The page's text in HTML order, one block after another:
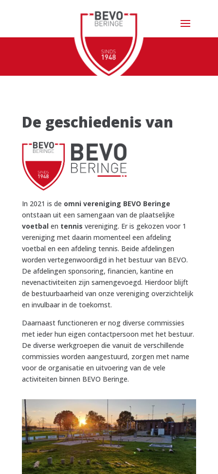
De geschiedenis van
In 2021 is de omni vereniging BEVO Beringe
ontstaan uit een samengaan van de plaatselijke
voetbalen tennis vereniging. Er is gekozen voor 1
vereniging met daarin momenteel een afdeling
voetbal en een afdeling tennis. Beide afdelingen
worden vertegenwoordigd in het bestuur van BEVO.
De afdelingen sponsoring, financien, kantine en
nevenactiviteiten zijn samengevoegd. Hierdoor blijft
de bestuurbaarheid van onze vereniging overzichtelijk
en invulbaar in de toekomst.
Daarnaast functioneren er nog diverse commissies
met ieder hun eigen contactpersoon met het bestuur.
De diverse werkgroepen die vanuit de verschillende
commissies worden aangestuurd, zorgen met name
voor de organisatie en uitvoering van de vele
activiteiten binnen BEVO Beringe.